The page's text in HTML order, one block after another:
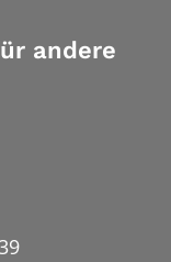
andere